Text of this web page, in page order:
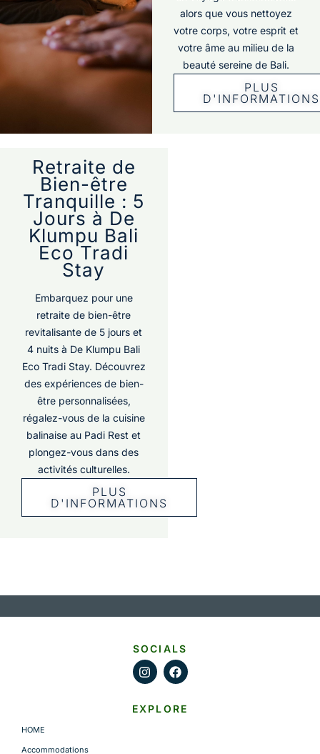
alors que vous nettoyez
votre corps, votre esprit et
votre âme au milieu de la
beauté sereine de Bali.
PLUS
D'INFORMATIONS
Retraite de
Bien-être
Tranquille : 5
Jours à De
Klumpu Bali
Eco Tradi
Stay
Embarquez pour une
retraite de bien-être
revitalisante de 5 jours et
4 nuits à De Klumpu Bali
Eco Tradi Stay. Découvrez
des expériences de bien-
être personnalisées,
régalez-vous de la cuisine
balinaise au Padi Rest et
plongez-vous dans des
activités culturelles.
PLUS
D'INFORMATIONS
SOCIALS
EXPLORE
HOME
Accommodations